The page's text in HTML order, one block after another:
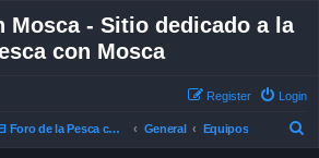
Mosca - Sitio dedicado a la
con Mosca
Login
Register
El Foro de la Pesca con Mosca en Chile General Equipos